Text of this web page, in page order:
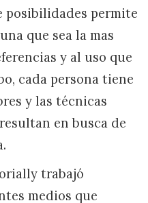
posibilidades permite
que sea la mas
y al uso que
cada persona tiene
y las técnicas
en busca de
trabajó
medios que